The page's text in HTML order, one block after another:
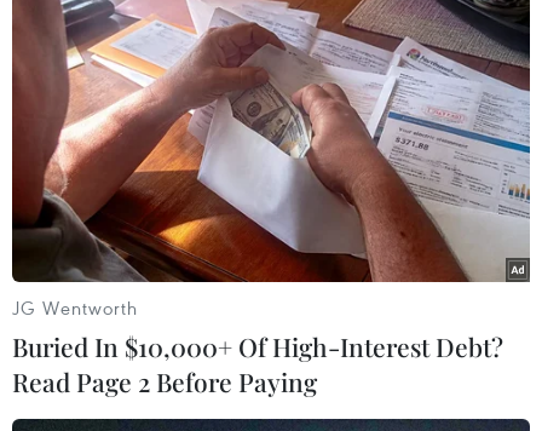
#mưa dông #lốc sét #khí tượng thủy văn
Theo dõi VietnamPlus
Bản Tin Dự báo Thời tiết
JG Wentworth
Buried In $10,000+ Of High-Interest Debt?
Read Page 2 Before Paying